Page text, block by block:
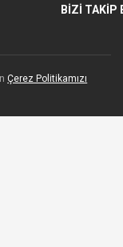
BİZİ TAKİP
Çerez Politikamızı